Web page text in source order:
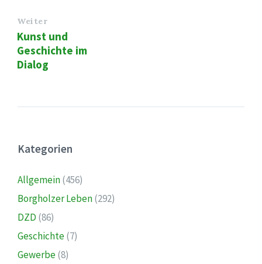
Weiter
Kunst und
Geschichte im
Dialog
Kategorien
Allgemein(456)
Borgholzer Leben(292)
DZD (86)
Geschichte(7)
Gewerbe(8)